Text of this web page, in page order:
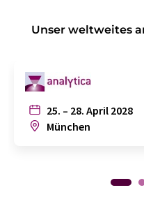
Unser weltweites
25. – 28. April 2028
München